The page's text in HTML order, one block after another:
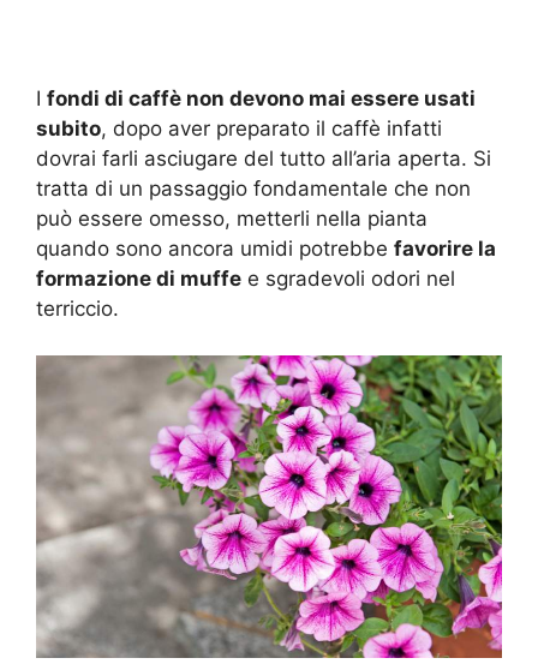
I fondi di caffè non devono mai essere usati
subito, dopo aver preparato il caffè infatti
dovrai farli asciugare del tutto all’aria aperta. Si
tratta di un passaggio fondamentale che non
può essere omesso, metterli nella pianta
quando sono ancora umidi potrebbe favorire la
formazione di muffe e sgradevoli odori nel
terriccio.